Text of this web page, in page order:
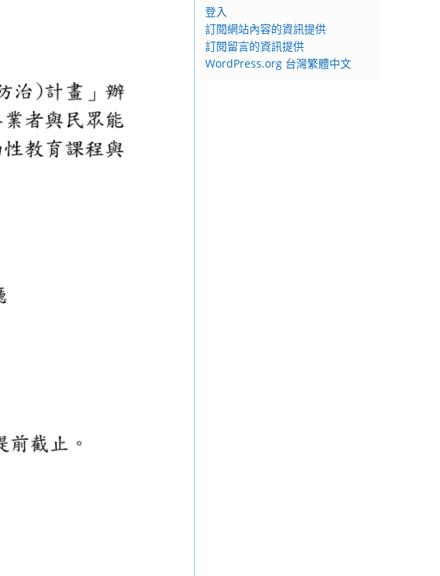
登入
訂閱網站內容的資訊提供
訂閱留言的資訊提供
WordPress.org 台灣繁體中文